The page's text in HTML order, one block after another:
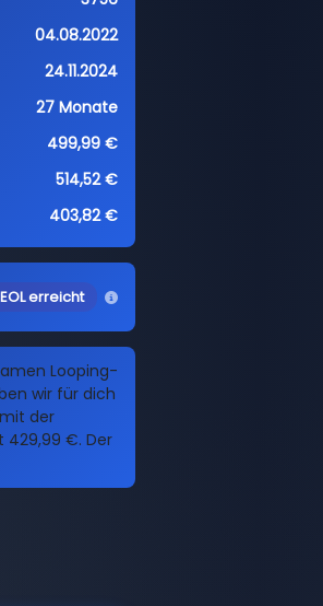
04.08.2022
24.11.2024
27 Monate
499,99 €
514,52 €
403,82 €
EOL erreicht
Looping-
wir für dich
der
429,99 €. Der